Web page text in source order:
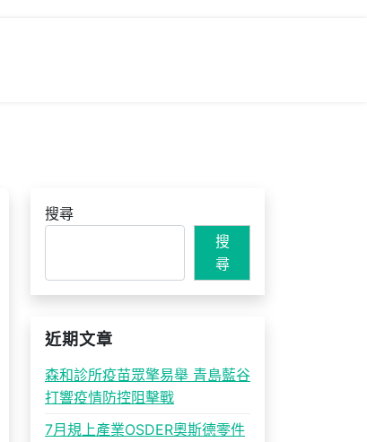
搜尋
搜
尋
近期文章
森和診所疫苗眾擎易舉 青島藍谷
打響疫情防控阻擊戰
7月規上產業OSDER奧斯德零件